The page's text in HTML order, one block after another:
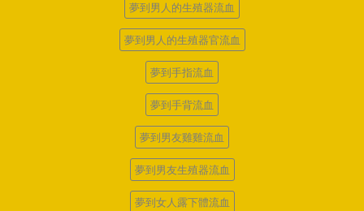
夢到男人的生殖器流血
夢到男人的生殖器官流血
夢到手指流血
夢到手背流血
夢到男友雞雞流血
夢到男友生殖器流血
夢到女人露下體流血